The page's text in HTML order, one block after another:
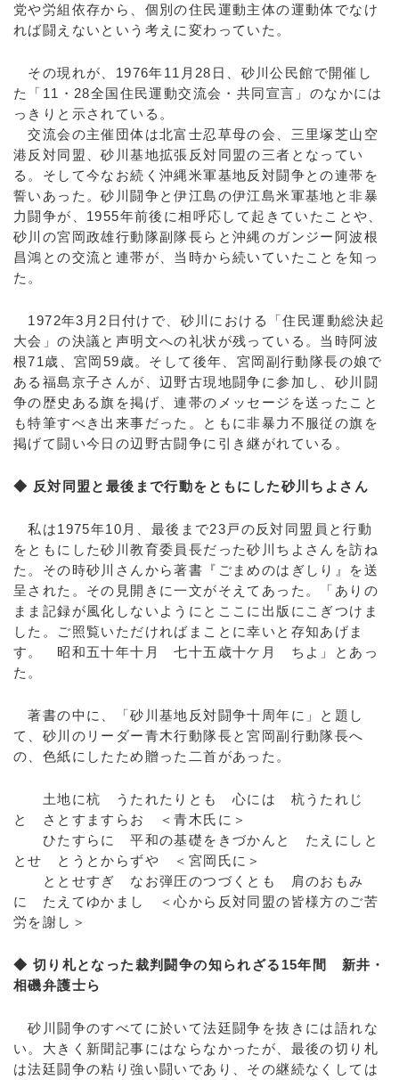
党や労組依存から、個別の住民運動主体の運動体でなけ
れば闘えないという考えに変わっていた。
その現れが、1976年11月28日、砂川公民館で開催し
た「11・28全国住民運動交流会・共同宣言」のなかには
っきりと示されている。
交流会の主催団体は北富士忍草母の会、三里塚芝山空
港反対同盟、砂川基地拡張反対同盟の三者となってい
る。そして今なお続く沖縄米軍基地反対闘争との連帯を
誓いあった。砂川闘争と伊江島の伊江島米軍基地と非暴
力闘争が、1955年前後に相呼応して起きていたことや、
砂川の宮岡政雄行動隊副隊長らと沖縄のガンジー阿波根
昌鴻との交流と連帯が、当時から続いていたことを知っ
た。
1972年3月2日付けで、砂川における「住民運動総決起
大会」の決議と声明文への礼状が残っている。当時阿波
根71歳、宮岡59歳。そして後年、宮岡副行動隊長の娘で
ある福島京子さんが、辺野古現地闘争に参加し、砂川闘
争の歴史ある旗を掲げ、連帯のメッセージを送ったこと
も特筆すべき出来事だった。ともに非暴力不服従の旗を
掲げて闘い今日の辺野古闘争に引き継がれている。
◆ 反対同盟と最後まで行動をともにした砂川ちよさん
私は1975年10月、最後まで23戸の反対同盟員と行動
をともにした砂川教育委員長だった砂川ちよさんを訪ね
た。その時砂川さんから著書『ごまめのはぎしり』を送
呈された。その見開きに一文がそえてあった。「ありの
まま記録が風化しないようにとここに出版にこぎつけま
した。ご照覧いただければまことに幸いと存知あげま
す。 昭和五十年十月 七十五歳十ケ月 ちよ」とあっ
た。
著書の中に、「砂川基地反対闘争十周年に」と題し
て、砂川のリーダー青木行動隊長と宮岡副行動隊長へ
の、色紙にしたため贈った二首があった。
土地に杭 うたれたりとも 心には 杭うたれじ
と さとすますらお ＜青木氏に＞
ひたすらに 平和の基礎をきづかんと たえにしと
とせ とうとからずや ＜宮岡氏に＞
ととせすぎ なお弾圧のつづくとも 肩のおもみ
に たえてゆかまし ＜心から反対同盟の皆様方のご苦
労を謝し＞
◆ 切り札となった裁判闘争の知られざる15年間 新井・
相磯弁護士ら
砂川闘争のすべてに於いて法廷闘争を抜きには語れな
い。大きく新聞記事にはならなかったが、最後の切り札
は法廷闘争の粘り強い闘いであり、その継続なくしては